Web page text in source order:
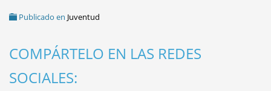
Publicado en Juventud
COMPÁRTELO EN LAS REDES
SOCIALES: